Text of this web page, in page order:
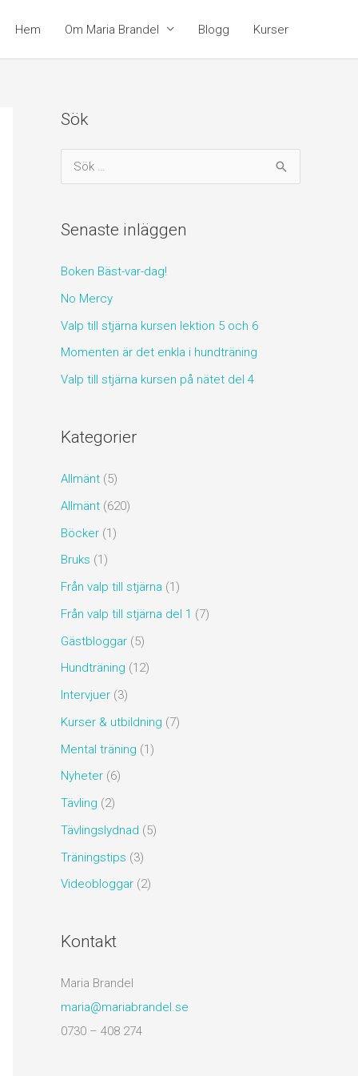
Hem Om Maria Brandel Blogg Kurser
Sök
ö
e
t
e
r
:
Senaste inläggen
Boken Bäst-var-dag!
No Mercy
Valp till stjärna kursen lektion 5 och 6
Momenten är det enkla i hundträning
Valp till stjärna kursen på nätet del 4
Kategorier
Allmänt (5)
Allmänt (620)
Böcker (1)
Bruks (1)
Från valp till stjärna (1)
Från valp till stjärna del 1 (7)
Gästbloggar (5)
Hundträning (12)
Intervjuer (3)
Kurser & utbildning (7)
Mental träning (1)
Nyheter (6)
Tävling (2)
Tävlingslydnad (5)
Träningstips (3)
Videobloggar (2)
Kontakt
Maria Brandel
maria@mariabrandel.se
0730 – 408 274